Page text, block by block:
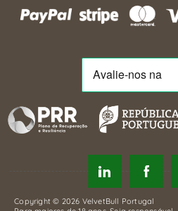
Copyright © 2026 VelvetBull Portugal